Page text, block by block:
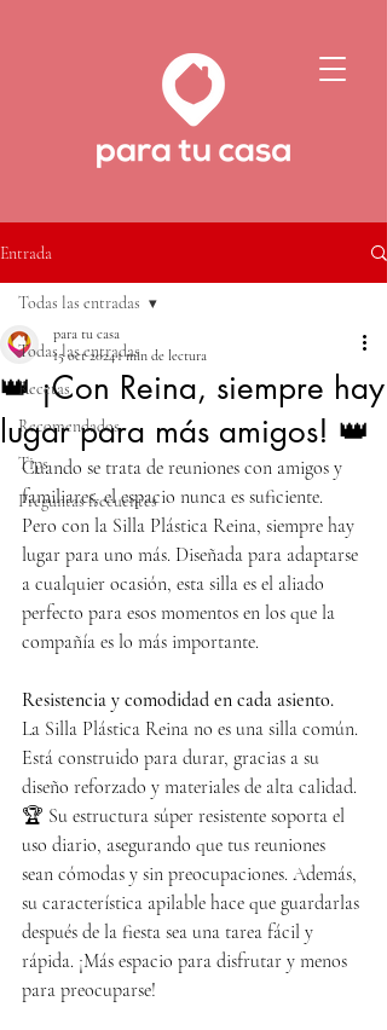
Entrada
Todas las entradas
Recetas
Recomendados
Tips
Preguntas frecuentes
Todas las entradas
👑 ¡Con Reina, siempre hay
lugar para más amigos! 👑
para tu casa
15 oct 20241 min de lectura
Cuando se trata de reuniones con amigos y
familiares, el espacio nunca es suficiente.
Pero con la Silla Plástica Reina, siempre hay
lugar para uno más. Diseñada para adaptarse
a cualquier ocasión, esta silla es el aliado
perfecto para esos momentos en los que la
compañía es lo más importante.
Resistencia y comodidad en cada asiento.
La Silla Plástica Reina no es una silla común.
Está construido para durar, gracias a su
diseño reforzado y materiales de alta calidad.
🏆 Su estructura súper resistente soporta el
uso diario, asegurando que tus reuniones
sean cómodas y sin preocupaciones. Además,
su característica apilable hace que guardarlas
después de la fiesta sea una tarea fácil y
rápida. ¡Más espacio para disfrutar y menos
para preocuparse!